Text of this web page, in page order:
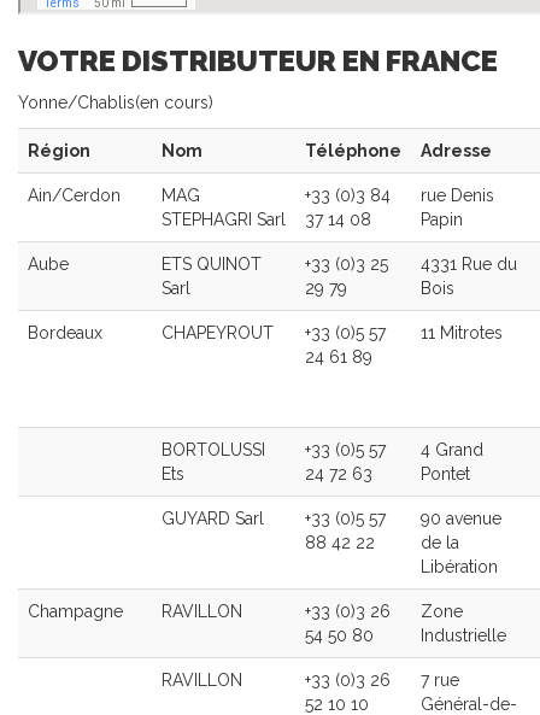
VOTRE DISTRIBUTEUR EN FRANCE
Yonne/Chablis(en cours)
Région Nom Téléphone Adresse
Ain/Cerdon
MAG
STEPHAGRI Sarl
+33 (0)3 84
37 14 08
rue Denis
Papin
Aube
ETS QUINOT
Sarl
+33 (0)3 25
29 79
4331 Rue du
Bois
Bordeaux CHAPEYROUT
+33 (0)5 57
24 61 89
11 Mitrotes
BORTOLUSSI
Ets
+33 (0)5 57
24 72 63
4 Grand
Pontet
GUYARD Sarl
+33 (0)5 57
88 42 22
90 avenue
de la
Libération
Champagne RAVILLON
+33 (0)3 26
54 50 80
Zone
Industrielle
RAVILLON
+33 (0)3 26
52 10 10
7 rue
Général-de-